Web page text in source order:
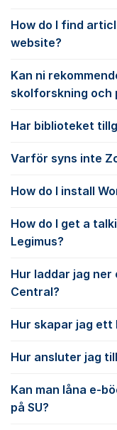
How do I find
website?
Kan ni
skolforskning och
Har biblioteket
Varför syns inte
How do I install
How do I get a
Legimus?
Hur laddar jag
Central?
Hur skapar jag ett
Hur ansluter jag
Kan man låna e-
på SU?